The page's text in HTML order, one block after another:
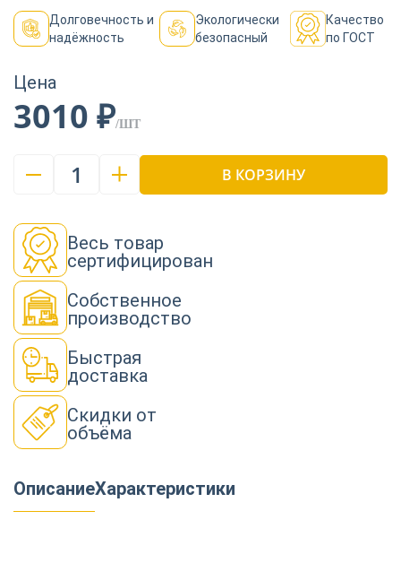
Продукция из
дерева
Строительство
Долговечность и
надёжность
Экологически
безопасный
Качество
по ГОСТ
Цена
3010 ₽/ШТ
1 В КОРЗИНУ
Весь товар
сертифицирован
Собственное
производство
Быстрая
доставка
Скидки от
объёма
ОписаниеХарактеристики